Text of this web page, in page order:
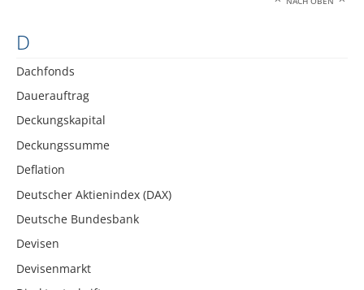
D
Dachfonds
Dauerauftrag
Deckungskapital
Deckungssumme
Deflation
Deutscher Aktienindex (DAX)
Deutsche Bundesbank
Devisen
Devisenmarkt